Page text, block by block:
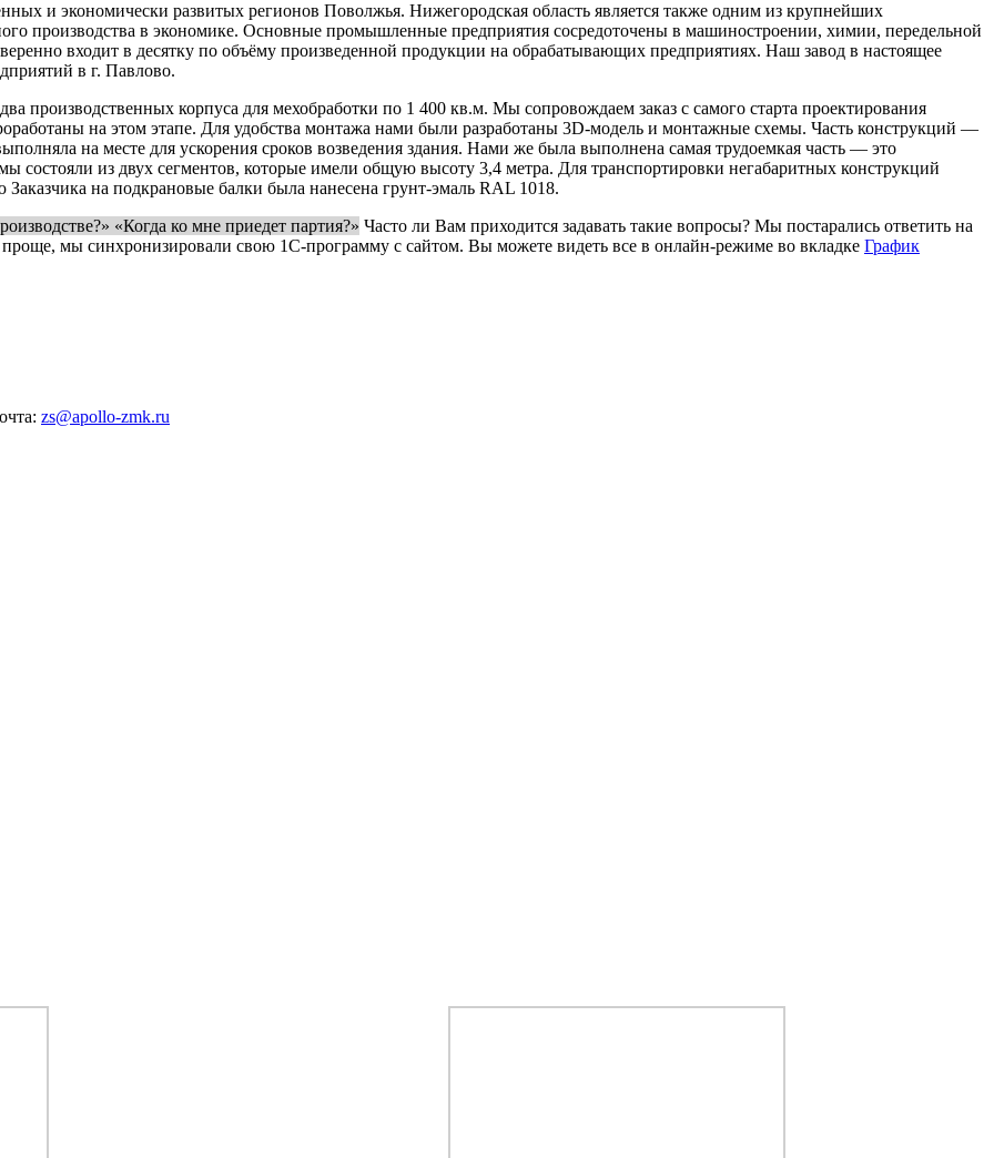
и экономически развитых регионов Поволжья. Нижегородская область является также одним из крупнейших
производства в экономике. Основные промышленные предприятия сосредоточены в машиностроении, химии, передельной
входит в десятку по объёму произведенной продукции на обрабатывающих предприятиях. Наш завод в настоящее
в г. Павлово.
производственных корпуса для мехобработки по 1 400 кв.м. Мы сопровождаем заказ с самого старта проектирования
на этом этапе. Для удобства монтажа нами были разработаны 3D-модель и монтажные схемы. Часть конструкций —
на месте для ускорения сроков возведения здания. Нами же была выполнена самая трудоемкая часть — это
состояли из двух сегментов, которые имели общую высоту 3,4 метра. Для транспортировки негабаритных конструкций
на подкрановые балки была нанесена грунт-эмаль RAL 1018.
«Когда ко мне приедет партия?» Часто ли Вам приходится задавать такие вопросы? Мы постарались ответить на
мы синхронизировали свою 1С-программу с сайтом. Вы можете видеть все в онлайн-режиме во вкладке График
zs@apollo-zmk.ru